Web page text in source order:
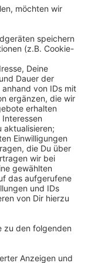
erstmal
hat der
Aus
ein
an
Erhöhung